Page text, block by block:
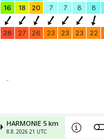
16
18 20 7 7 8 8
28 27 26 23 23 23 22
-
HARMONIE 5 km
8.8. 2026 21 UTC